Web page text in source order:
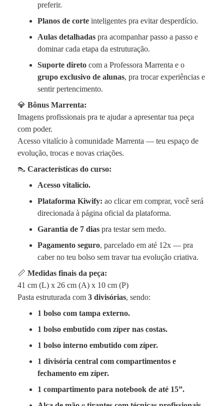
preferir.
Planos de corte inteligentes pra evitar desperdício.
Aulas detalhadas pra acompanhar passo a passo e
dominar cada etapa da estruturação.
Suporte direto com a Professora Marrenta e o
grupo exclusivo de alunas, pra trocar experiências e
sentir pertencimento.
💎 Bônus Marrenta:
Imagens profissionais pra te ajudar a apresentar tua peça
com poder.
Acesso vitalício à comunidade Marrenta — teu espaço de
evolução, trocas e novas criações.
👠 Características do curso:
Acesso vitalício.
Plataforma Kiwify: ao clicar em comprar, você será
direcionada à página oficial da plataforma.
Garantia de 7 dias pra testar sem medo.
Pagamento seguro, parcelado em até 12x — pra
caber no teu bolso sem travar tua evolução criativa.
📏 Medidas finais da peça:
41 cm (L) x 26 cm (A) x 10 cm (P)
Pasta estruturada com 3 divisórias, sendo:
1 bolso com tampa externo.
1 bolso embutido com zíper nas costas.
1 bolso interno embutido com zíper.
1 divisória central com compartimentos e
fechamento em zíper.
1 compartimento para notebook de até 15”.